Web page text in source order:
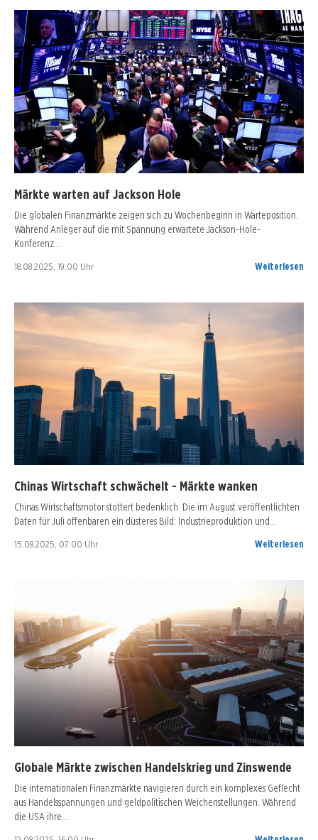
Märkte warten auf Jackson Hole
Die globalen Finanzmärkte zeigen sich zu Wochenbeginn in Warteposition.
Während Anleger auf die mit Spannung erwartete Jackson-Hole-
Konferenz…
18.08.2025, 19:00 Uhr Weiterlesen
Chinas Wirtschaft schwächelt - Märkte wanken
Chinas Wirtschaftsmotor stottert bedenklich. Die im August veröffentlichten
Daten für Juli offenbaren ein düsteres Bild: Industrieproduktion und…
15.08.2025, 07:00 Uhr Weiterlesen
Globale Märkte zwischen Handelskrieg und Zinswende
Die internationalen Finanzmärkte navigieren durch ein komplexes Geflecht
aus Handelsspannungen und geldpolitischen Weichenstellungen. Während
die USA ihre…